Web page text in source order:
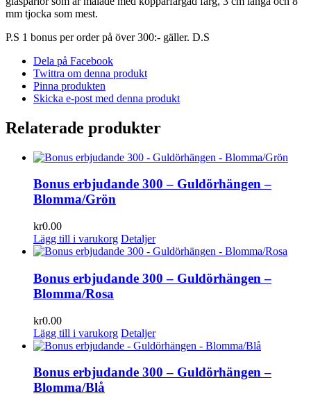
mm tjocka som mest.
P.S 1 bonus per order på över 300:- gäller. D.S
Dela på Facebook
Twittra om denna produkt
Pinna produkten
Skicka e-post med denna produkt
Relaterade produkter
Bonus erbjudande 300 – Guldörhängen –
Blomma/Grön
kr0.00
Lägg till i varukorg Detaljer
Bonus erbjudande 300 – Guldörhängen –
Blomma/Rosa
kr0.00
Lägg till i varukorg Detaljer
Bonus erbjudande 300 – Guldörhängen –
Blomma/Blå